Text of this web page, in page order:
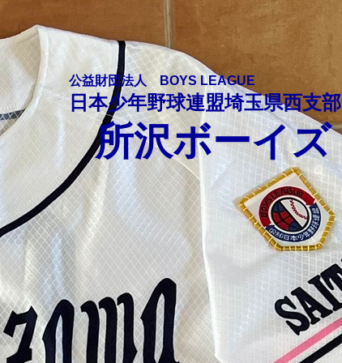
公益財団法人 BOYS LEAGUE
日本少年野球連盟埼玉県西支部
所沢ボーイズ